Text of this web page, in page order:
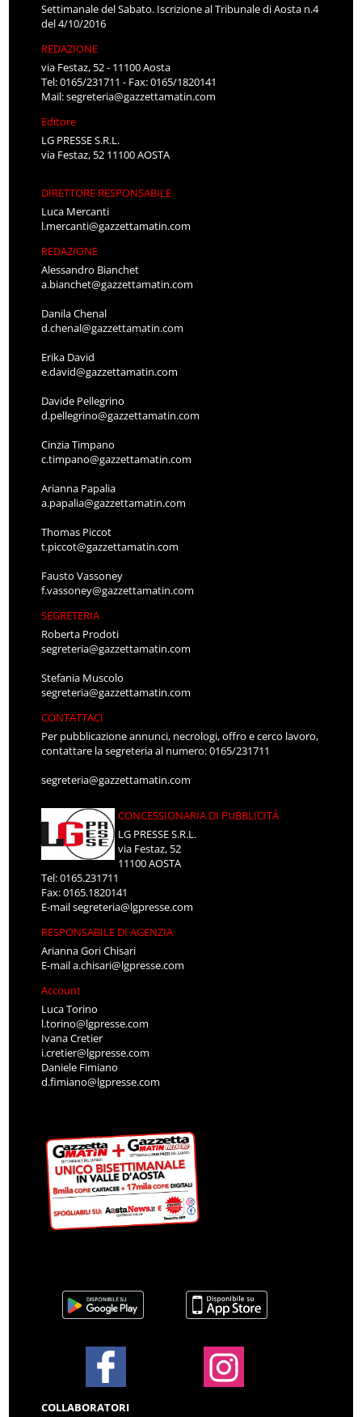
Settimanale del Sabato. Iscrizione al Tribunale di Aosta n.4
del 4/10/2016
REDAZIONE
via Festaz, 52 - 11100 Aosta
Tel: 0165/231711 - Fax: 0165/1820141
Mail:segreteria@gazzettamatin.com
Editore
LG PRESSE S.R.L.
via Festaz, 52 11100 AOSTA
DIRETTORE RESPONSABILE
Luca Mercanti
l.mercanti@gazzettamatin.com
REDAZIONE
Alessandro Bianchet
a.bianchet@gazzettamatin.com
Danila Chenal
d.chenal@gazzettamatin.com
Erika David
e.david@gazzettamatin.com
Davide Pellegrino
d.pellegrino@gazzettamatin.com
Cinzia Timpano
c.timpano@gazzettamatin.com
Arianna Papalia
a.papalia@gazzettamatin.com
Thomas Piccot
t.piccot@gazzettamatin.com
Fausto Vassoney
f.vassoney@gazzettamatin.com
SEGRETERIA
Roberta Prodoti
segreteria@gazzettamatin.com
Stefania Muscolo
segreteria@gazzettamatin.com
CONTATTACI
Per pubblicazione annunci, necrologi, offro e cerco lavoro,
contattare la segreteria al numero: 0165/231711
segreteria@gazzettamatin.com
CONCESSIONARIA DI PUBBLICITÀ
LG PRESSE S.R.L.
via Festaz, 52
11100 AOSTA
Tel: 0165.231711
Fax: 0165.1820141
E-mailsegreteria@lgpresse.com
RESPONSABILE DI AGENZIA
Arianna Gori Chisari
E-maila.chisari@lgpresse.com
Account
Luca Torino
l.torino@lgpresse.com
Ivana Cretier
i.cretier@lgpresse.com
Daniele Fimiano
d.fimiano@lgpresse.com
COLLABORATORI